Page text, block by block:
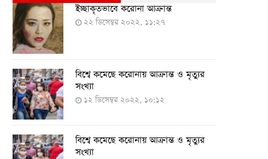
ইচ্ছাকৃতভাবে করোনা আক্রান্ত
২২ ডিসেম্বর ২০২২, ১১:২৭
বিশ্বে কমেছে করোনায় আক্রান্ত ও মৃত্যুর
সংখ্যা
১২ ডিসেম্বর ২০২২, ১০:১২
বিশ্বে কমেছে করোনায় আক্রান্ত ও মৃত্যুর
সংখ্যা